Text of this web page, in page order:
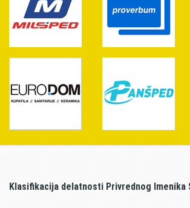
Klasifikacija delatnosti Privrednog Imenika